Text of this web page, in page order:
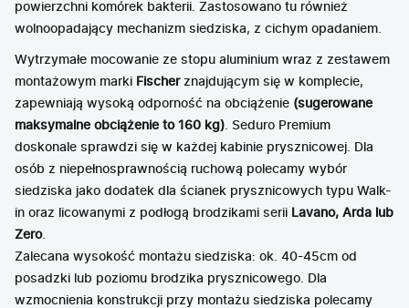
powierzchni komórek bakterii. Zastosowano tu również
wolnoopadający mechanizm siedziska, z cichym opadaniem.
Wytrzymałe mocowanie ze stopu aluminium wraz z zestawem
montażowym marki Fischerznajdującym się w komplecie,
zapewniają wysoką odporność na obciążenie (sugerowane
maksymalne obciążenie to 160 kg). Seduro Premium
doskonale sprawdzi się w każdej kabinie prysznicowej. Dla
osób z niepełnosprawnością ruchową polecamy wybór
siedziska jako dodatek dla ścianek prysznicowych typu Walk-
in oraz licowanymi z podłogą brodzikami serii Lavano, Arda lub
Zero.
Zalecana wysokość montażu siedziska: ok. 40-45cm od
posadzki lub poziomu brodzika prysznicowego. Dla
wzmocnienia konstrukcji przy montażu siedziska polecamy